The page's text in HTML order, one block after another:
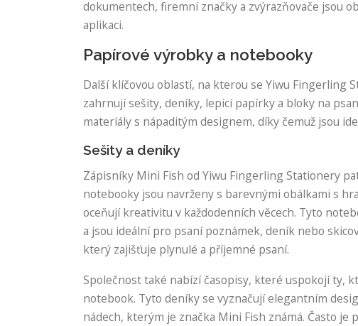
dokumentech, firemní značky a zvýrazňovače jsou
aplikaci.
Papírové výrobky a notebooky
Další klíčovou oblastí, na kterou se Yiwu Fingerling
zahrnují sešity, deníky, lepicí papírky a bloky na
materiály s nápaditým designem, díky čemuž jsou
Sešity a deníky
Zápisníky Mini Fish od Yiwu Fingerling Stationery
notebooky jsou navrženy s barevnými obálkami s
oceňují kreativitu v každodenních věcech. Tyto
a jsou ideální pro psaní poznámek, deník nebo
který zajišťuje plynulé a příjemné psaní.
Společnost také nabízí časopisy, které uspokojí ty,
notebook. Tyto deníky se vyznačují elegantním
nádech, kterým je značka Mini Fish známá. Často